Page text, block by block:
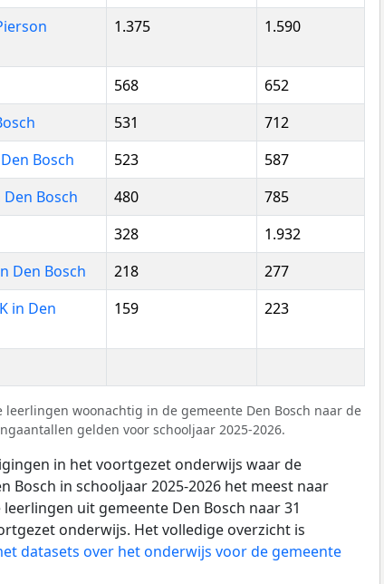
1.375 1.590
568
652
531
712
Bosch
523
587
Bosch
480
785
328
1.932
Den Bosch
218
277
in Den
159 223
leerlingen woonachtig in de gemeente Den Bosch naar de
gelden voor schooljaar 2025-2026.
in het voortgezet onderwijs waar de
Bosch in schooljaar 2025-2026 het meest naar
uit gemeente Den Bosch naar 31
onderwijs. Het volledige overzicht is
datasets over het onderwijs voor de gemeente